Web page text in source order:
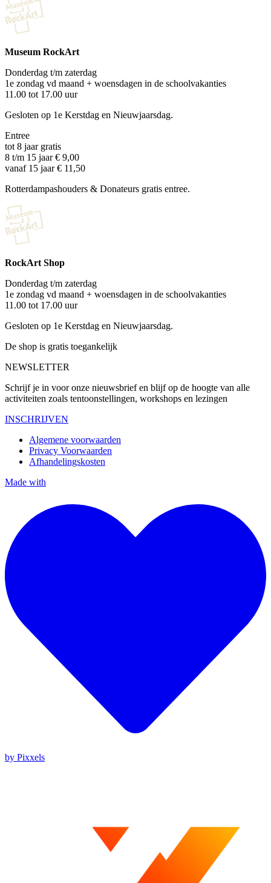
Museum RockArt
Donderdag t/m zaterdag
1e zondag vd maand + woensdagen in de schoolvakanties
11.00 tot 17.00 uur
Gesloten op 1e Kerstdag en Nieuwjaarsdag.
Entree
tot 8 jaar gratis
8 t/m 15 jaar € 9,00
vanaf 15 jaar € 11,50
Rotterdampashouders & Donateurs gratis entree.
RockArt Shop
Donderdag t/m zaterdag
1e zondag vd maand + woensdagen in de schoolvakanties
11.00 tot 17.00 uur
Gesloten op 1e Kerstdag en Nieuwjaarsdag.
De shop is gratis toegankelijk
NEWSLETTER
Schrijf je in voor onze nieuwsbrief en blijf op de hoogte van alle
activiteiten zoals tentoonstellingen, workshops en lezingen
INSCHRIJVEN
Algemene voorwaarden
Privacy Voorwaarden
Afhandelingskosten
Made with
by Pixxels